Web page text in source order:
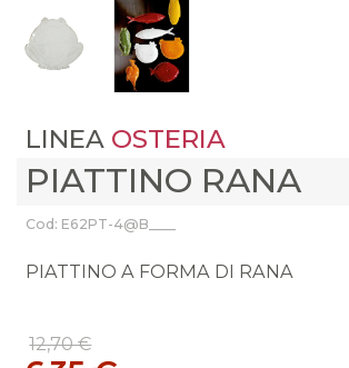
LINEA OSTERIA
PIATTINO RANA
Cod: E62PT-4@B____
PIATTINO A FORMA DI RANA
12,70 €